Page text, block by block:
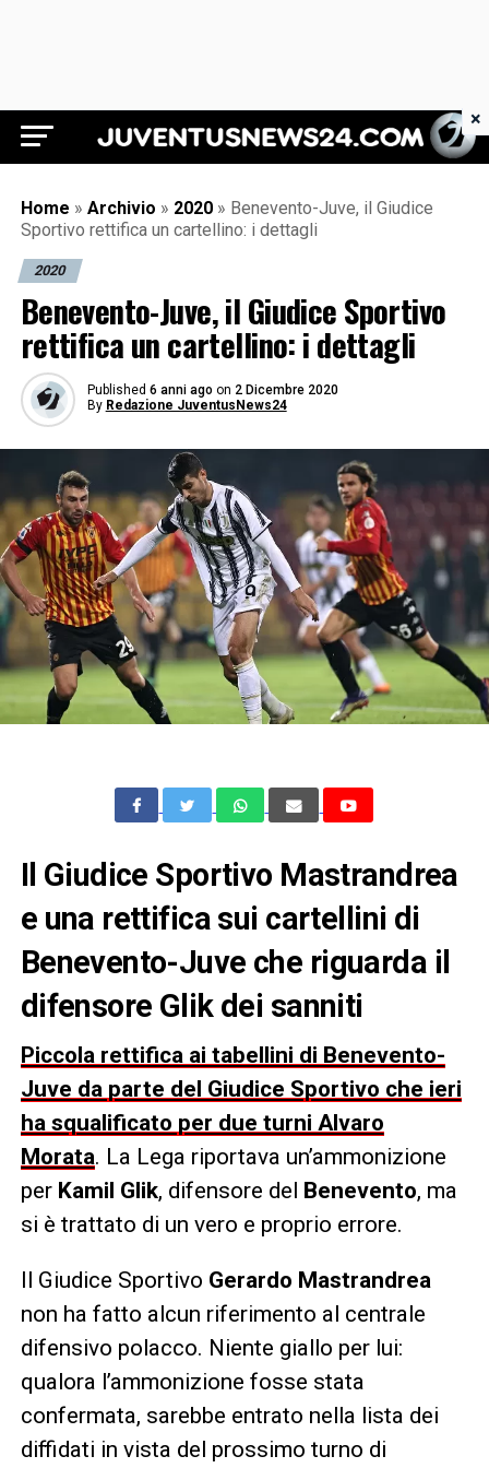
Juventus News 24
Home » Archivio » 2020 » Benevento-Juve, il Giudice
Sportivo rettifica un cartellino: i dettagli
2020
Benevento-Juve, il Giudice Sportivo
rettifica un cartellino: i dettagli
Published 6 anni ago on 2 Dicembre 2020
By Redazione JuventusNews24
Il Giudice Sportivo Mastrandrea
e una rettifica sui cartellini di
Benevento-Juve che riguarda il
difensore Glik dei sanniti
Piccola rettifica ai tabellini di Benevento-
Juve da parte del Giudice Sportivo che ieri
ha squalificato per due turni Alvaro
Morata. La Lega riportava un’ammonizione
per Kamil Glik, difensore del Benevento, ma
si è trattato di un vero e proprio errore.
Il Giudice Sportivo Gerardo Mastrandrea
non ha fatto alcun riferimento al centrale
difensivo polacco. Niente giallo per lui:
qualora l’ammonizione fosse stata
confermata, sarebbe entrato nella lista dei
diffidati in vista del prossimo turno di
×